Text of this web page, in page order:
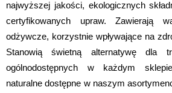
najwyższej jakości, ekologicznych
certyfikowanych upraw. Zawierają
odżywcze, korzystnie wpływające na
Stanowią świetną alternatywę dla
ogólnodostępnych w każdym
naturalne dostępne w naszym